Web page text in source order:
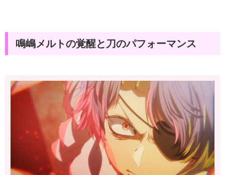
鳴嶋メルトの覚醒と刀のパフォーマンス